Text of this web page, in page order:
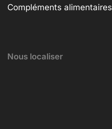
Compléments alimentaires
Nous localiser